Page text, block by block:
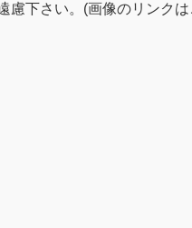
慮下さい。(画像のリンク